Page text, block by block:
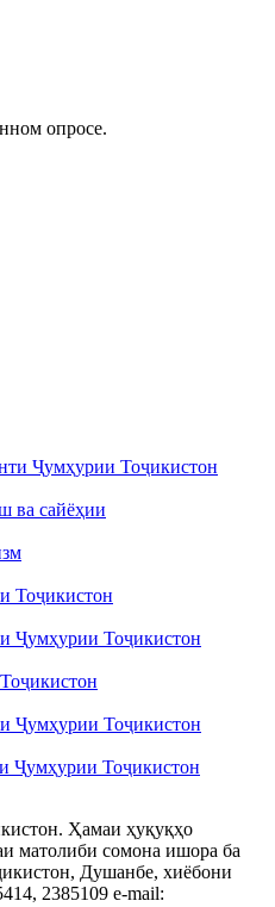
опросе.
Ҷумҳурии Тоҷикистон
ва сайёҳии
Тоҷикистон
Ҷумҳурии Тоҷикистон
Ҷумҳурии Тоҷикистон
Ҷумҳурии Тоҷикистон
Ҳамаи ҳуқуқҳо
матолиби сомона ишора ба
Душанбе, хиёбони
2385109 e-mail: